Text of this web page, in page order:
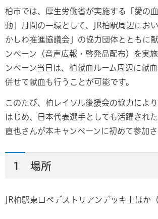
柏市では、厚生労働省が実施する「愛の
動」月間の一環として、JR柏駅周辺にお
かしわ推進協議会」の協力団体とともに
ンペーン（音声広報・啓発品配布）を実
ンペーン当日は、柏献血ルーム周辺に献血
併せて献血も行うことが可能です。
このたび、柏レイソル後援会の協力によ
はじめ、日本代表選手としても活躍され
直也さんが本キャンペーンに初めて参加さ
1 場所
JR柏駅東口ペデストリアンデッキ上ほか